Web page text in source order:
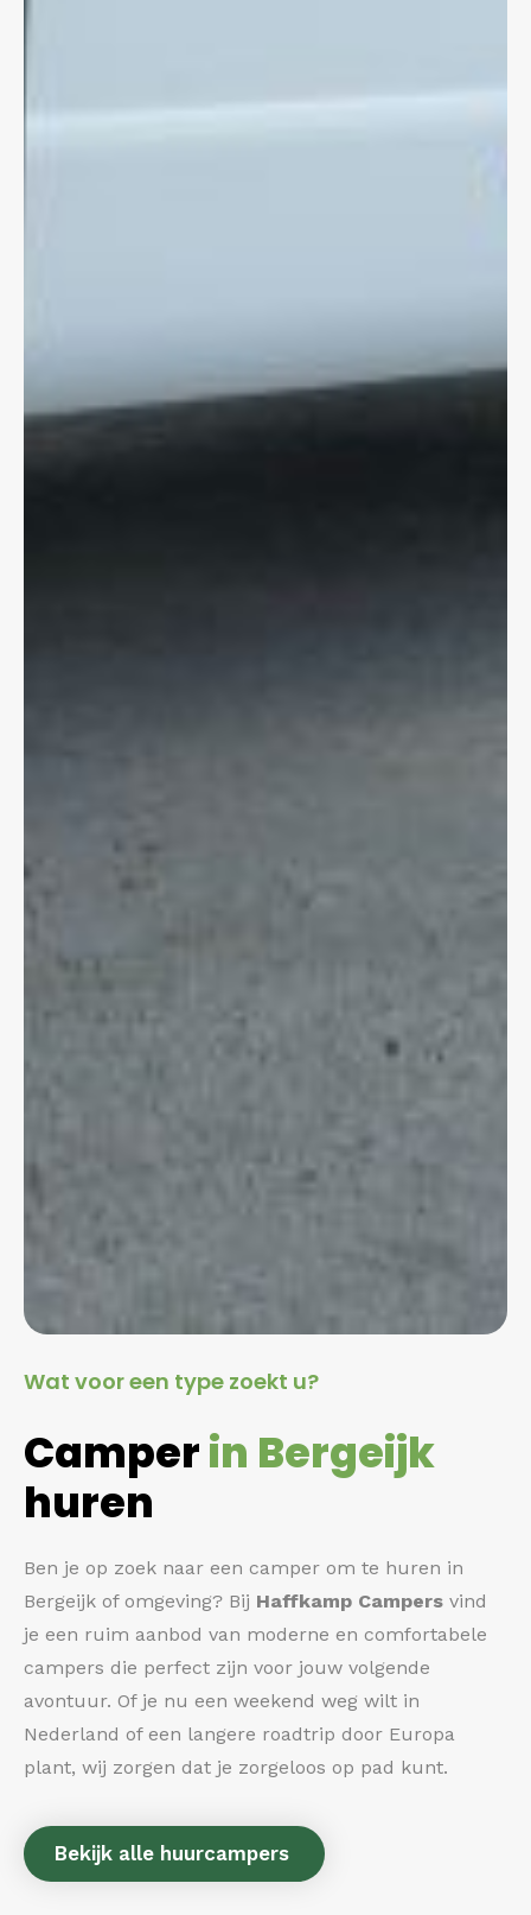
Wat voor een type zoekt u?
Camperin Bergeijk
huren
Ben je op zoek naar een camper om te huren in
Bergeijk of omgeving? Bij Haffkamp Campers vind
je een ruim aanbod van moderne en comfortabele
campers die perfect zijn voor jouw volgende
avontuur. Of je nu een weekend weg wilt in
Nederland of een langere roadtrip door Europa
plant, wij zorgen dat je zorgeloos op pad kunt.
Bekijk alle huurcampers